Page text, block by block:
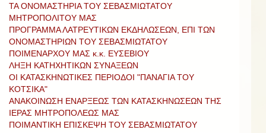
ΤΑ ΟΝΟΜΑΣΤΗΡΙΑ ΤΟΥ ΣΕΒΑΣΜΙΩΤΑΤΟΥ
ΜΗΤΡΟΠΟΛΙΤΟΥ ΜΑΣ
ΠΡOΓΡΑΜΜΑ ΛΑΤΡΕΥΤΙΚΩΝ ΕΚΔΗΛΩΣΕΩΝ, ΕΠΙ ΤΩΝ
ΟΝΟΜΑΣΤΗΡΙΩΝ ΤΟΥ ΣΕΒΑΣΜΙΩΤΑΤΟΥ
ΠΟΙΜΕΝΑΡΧΟΥ ΜΑΣ κ.κ. ΕΥΣΕΒΙΟΥ
ΛΗΞΗ ΚΑΤΗΧΗΤΙΚΩΝ ΣΥΝΑΞΕΩΝ
ΟΙ ΚΑΤΑΣΚΗΝΩΤΙΚΕΣ ΠΕΡΙΟΔΟΙ "ΠΑΝΑΓΙΑ ΤΟΥ
ΚΟΤΣΙΚΑ"
ΑΝΑΚΟΙΝΩΣΗ ΕΝΑΡΞΕΩΣ ΤΩΝ ΚΑΤΑΣΚΗΝΩΣΕΩΝ ΤΗΣ
ΙΕΡΑΣ ΜΗΤΡΟΠΟΛΕΩΣ ΜΑΣ
ΠΟΙΜΑΝΤΙΚΗ ΕΠΙΣΚΕΨΗ ΤΟΥ ΣΕΒΑΣΜΙΩΤΑΤΟΥ